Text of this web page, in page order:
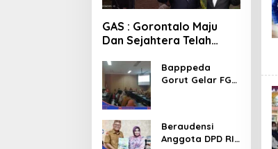
GAS : Gorontalo Maju
Dan Sejahtera Telah
Bapppeda
Gorut Gelar FGD
Kesejahteraan
Beraudensi
Anggota DPD RI,